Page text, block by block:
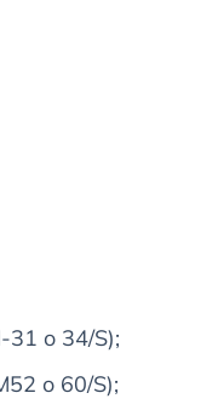
31 o 34/S);
o 60/S);